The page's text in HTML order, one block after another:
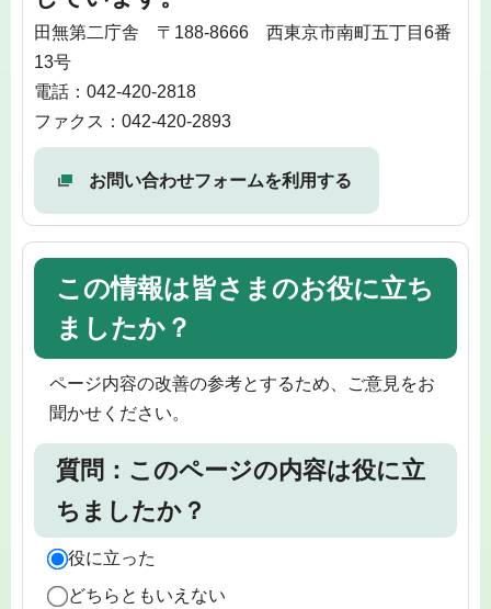
田無第二庁舎 〒188-8666 西東京市南町五丁目6番
13号
電話：042-420-2818
ファクス：042-420-2893
お問い合わせフォームを利用する
この情報は皆さまのお役に立ち
ましたか？
ページ内容の改善の参考とするため、ご意見をお
聞かせください。
質問：このページの内容は役に立
ちましたか？
役に立った
どちらともいえない